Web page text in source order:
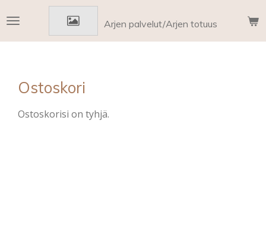
pääsisältöön
Arjen palvelut/Arjen totuus
Ostoskori
Ostoskorisi on tyhjä.